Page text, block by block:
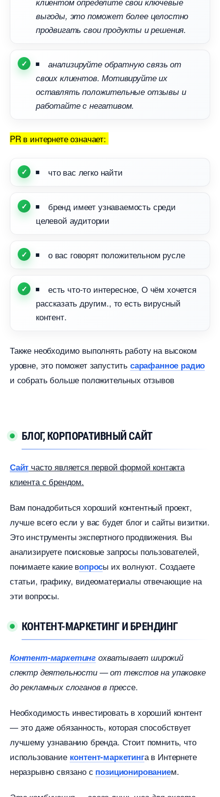
ыгоды, это поможет более целостно
продвигать свои продукты и решения.
анализируйте обратную связь от
своих клиентов. Мотивируйте их
оставлять положительные отзывы и
работайте с негативом.
PR в интернете означает:
что вас легко найти
ренд имеет узнаваемость среди
целевой аудитории
о вас говорят положительном русле
есть что-то интересное, О чём хочется
рассказать другим., то есть вирусный
контент.
Также необходимо выполнять работу на высоком
уровне, это поможет запустить сарафанное радио
и собрать больше положительных отзыво
БЛОГ, КОРПОРАТИВНЫЙ САЙТ
Сайт часто является первой формой контакта
клиента с брендом.
ам понадобиться хороший контентный проект,
лучше всего если у вас будет блог и сайты визитки.
Это инструменты экспертного продвижения. Вы
анализируете поисковые запросы пользователей,
понимаете какиеопросы их волнуют. Создаете
статьи, графику, видеоматериалы отвечающие на
эти вопросы.
КОНТЕНТ-МАРКЕТИНГ И БРЕНДИНГ
Контент-маркетин охватывает широкий
спектр деятельности — от текстов на упаковке
до рекламных слоганов в прессе.
Необходимость инвестировать в хороший контент
— это даже обязанность, которая способствует
лучшему узнаванию бренда. Стоит помнить, что
использование контент-маркетина в Интернете
неразрывно связано с позиционированием.